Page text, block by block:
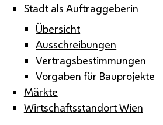
Stadt als Auftraggeberin
Übersicht
Ausschreibungen
Vertragsbestimmungen
Vorgaben für Bauprojekte
Märkte
Wirtschaftsstandort Wien